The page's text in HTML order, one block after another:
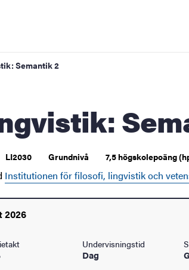
Semantik 2
LI2030 Grundnivå 7,5 högskolepoäng
Institutionen för filosofi, lingvistik och
2026
Undervisningstid
Dag